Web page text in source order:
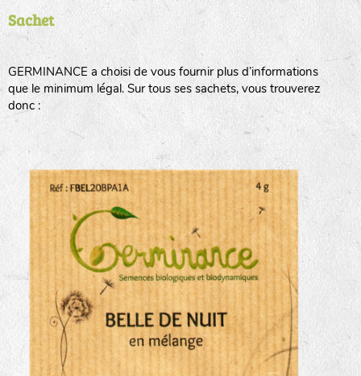
Sachet
GERMINANCE a choisi de vous fournir plus d’informations
que le minimum légal. Sur tous ses sachets, vous trouverez
donc :
haies
zone sauvage
mare
tas de compost